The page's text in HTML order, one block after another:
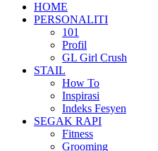
HOME
PERSONALITI
101
Profil
GL Girl Crush
STAIL
How To
Inspirasi
Indeks Fesyen
SEGAK RAPI
Fitness
Grooming